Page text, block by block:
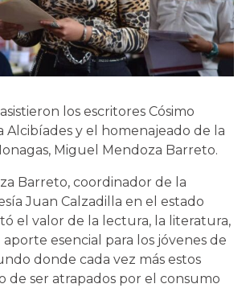
los escritores Cósimo
Alcibíades y el homenajeado de la
Miguel Mendoza Barreto.
Barreto, coordinador de la
Juan Calzadilla en el estado
el valor de la lectura, la literatura,
aporte esencial para los jóvenes de
donde cada vez más estos
de ser atrapados por el consumo